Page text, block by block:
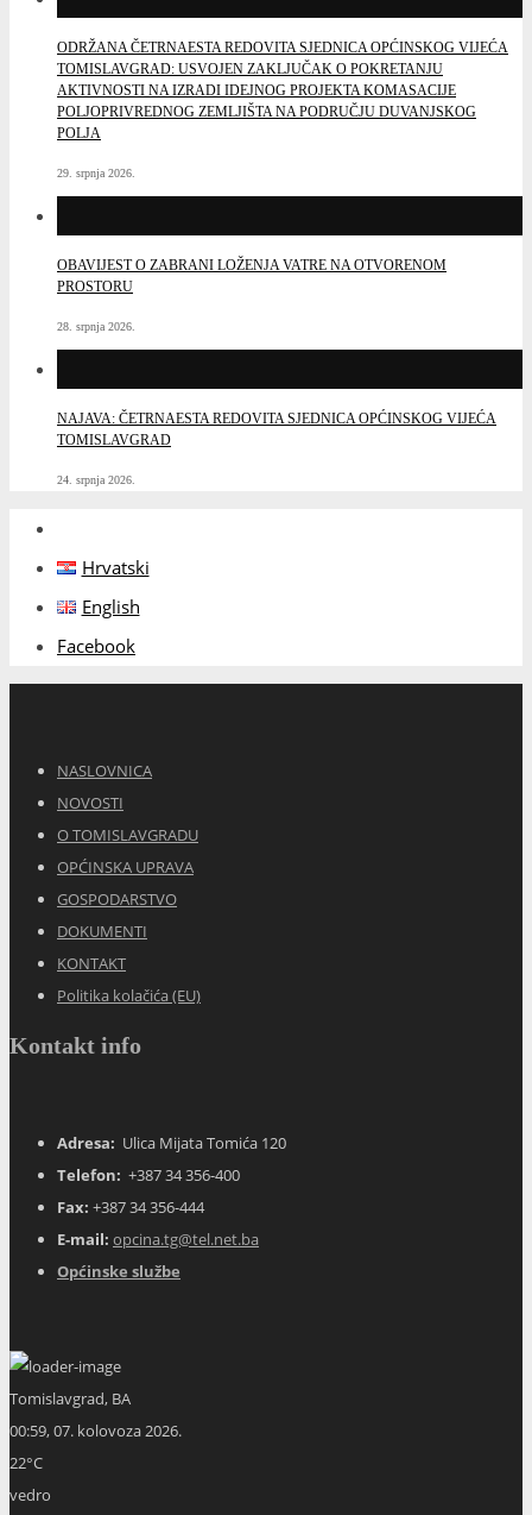
ODRŽANA ČETRNAESTA REDOVITA SJEDNICA OPĆINSKOG VIJEĆA
TOMISLAVGRAD: USVOJEN ZAKLJUČAK O POKRETANJU
AKTIVNOSTI NA IZRADI IDEJNOG PROJEKTA KOMASACIJE
POLJOPRIVREDNOG ZEMLJIŠTA NA PODRUČJU DUVANJSKOG
POLJA
29. srpnja 2026.
OBAVIJEST O ZABRANI LOŽENJA VATRE NA OTVORENOM
PROSTORU
28. srpnja 2026.
NAJAVA: ČETRNAESTA REDOVITA SJEDNICA OPĆINSKOG VIJEĆA
TOMISLAVGRAD
24. srpnja 2026.
Hrvatski
English
Facebook
NASLOVNICA
NOVOSTI
O TOMISLAVGRADU
OPĆINSKA UPRAVA
GOSPODARSTVO
DOKUMENTI
KONTAKT
Politika kolačića (EU)
Kontakt info
Adresa: Ulica Mijata Tomića 120
Telefon: +387 34 356-400
Fax: +387 34 356-444
E-mail: opcina.tg@tel.net.ba
Općinske službe
Tomislavgrad, BA
00:59,07. kolovoza 2026.
22°C
vedro